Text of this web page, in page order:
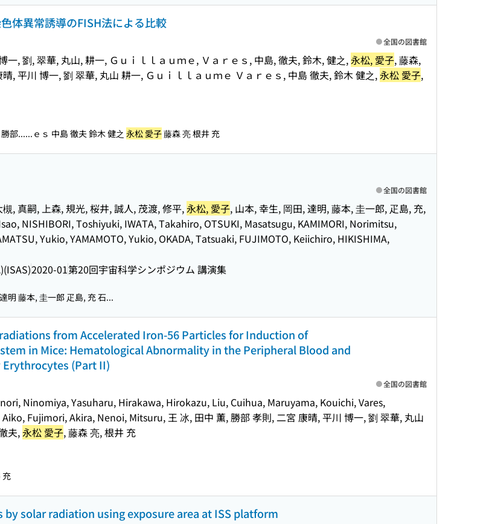
体異常誘導のFISH法による比較
一, 劉, 翠華, 丸山, 耕一, Ｇｕｉｌｌａｕｍｅ, Ｖａｒｅｓ, 中島, 徹夫, 鈴木, 健之,永松, 愛子, 藤森,
, 平川 博一, 劉 翠華, 丸山 耕一, Ｇｕｉｌｌａｕｍｅ Ｖａｒｅｓ, 中島 徹夫, 鈴木 健之,永松 愛子,
全国の図書館
部......ｅｓ 中島 徹夫 鈴木 健之 永松 愛子藤森 亮 根井 充
, 真嗣, 上森, 規光, 桜井, 誠人, 茂渡, 修平,永松, 愛子, 山本, 幸生, 岡田, 達明, 藤本, 圭一郎, 疋島, 充,
NISHIBORI, Toshiyuki, IWATA, Takahiro, OTSUKI, Masatsugu, KAMIMORI, Norimitsu,
Yukio, YAMAMOTO, Yukio, OKADA, Tatsuaki, FUJIMOTO, Keiichiro, HIKISHIMA,
2020-01第20回宇宙科学シンポジウム 講演集
全国の図書館
明 藤本, 圭一郎 疋島, 充 石...
from Accelerated Iron-56 Particles for Induction of
in Mice: Hematological Abnormality in the Peripheral Blood and
Erythrocytes (Part II)
Ninomiya, Yasuharu, Hirakawa, Hirokazu, Liu, Cuihua, Maruyama, Kouichi, Vares,
Fujimori, Akira, Nenoi, Mitsuru, 王 冰, 田中 薫, 勝部 孝則, 二宮 康晴, 平川 博一, 劉 翠華, 丸山
夫,永松 愛子, 藤森 亮, 根井 充
全国の図書館
充
solar radiation using exposure area at ISS platform